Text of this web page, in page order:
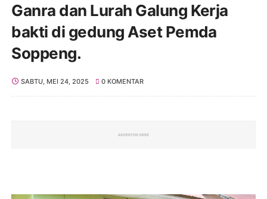
Ganra dan Lurah Galung Kerja
bakti di gedung Aset Pemda
Soppeng.
SABTU, MEI 24, 2025 0 KOMENTAR